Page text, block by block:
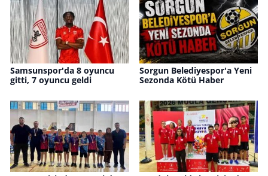
Samsunspor'da 8 oyuncu
gitti, 7 oyuncu geldi
Sorgun Belediyespor'a Yeni
Sezonda Kötü Haber